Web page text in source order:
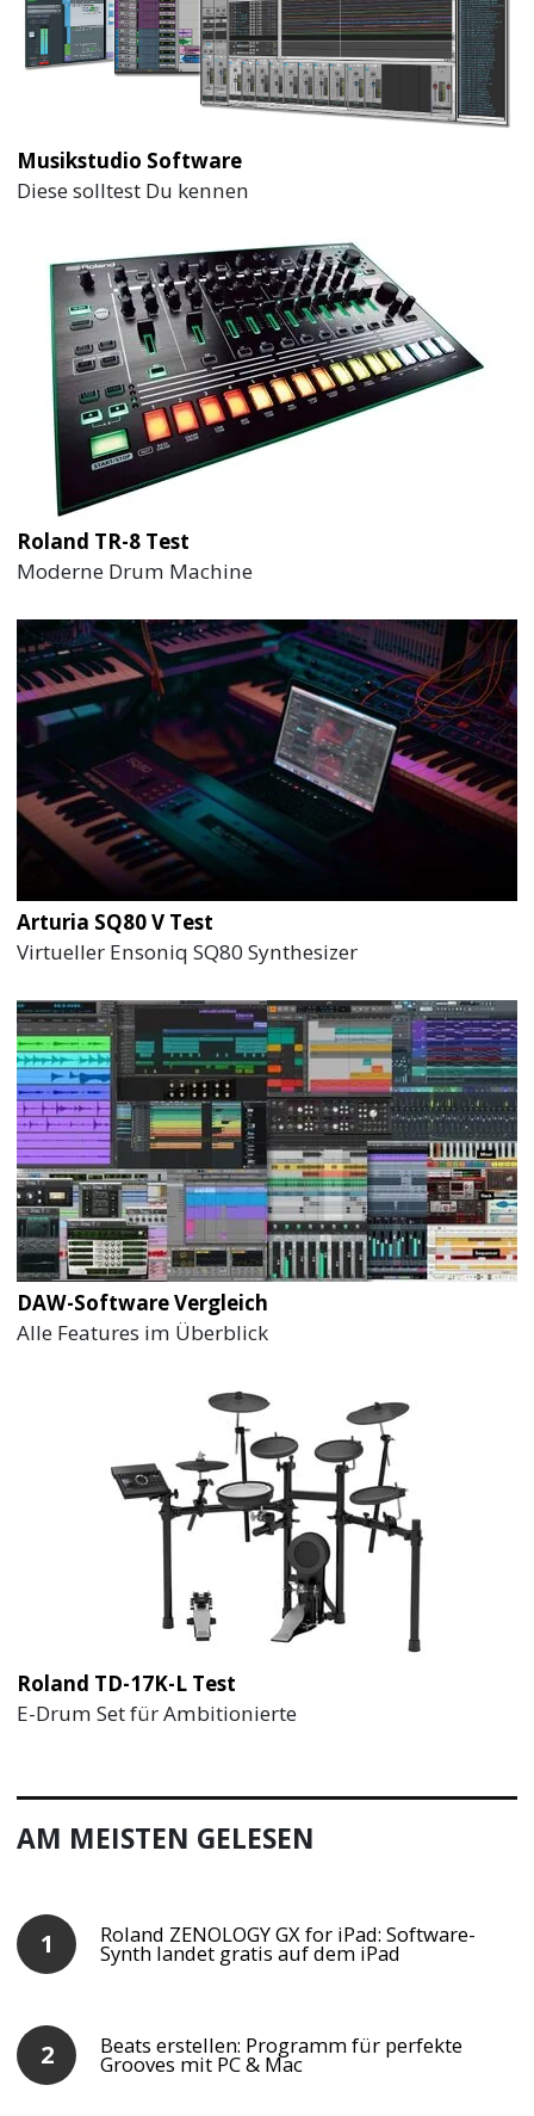
Musikstudio Software
Diese solltest Du kennen
Roland TR-8 Test
Moderne Drum Machine
Arturia SQ80 V Test
Virtueller Ensoniq SQ80 Synthesizer
DAW-Software Vergleich
Alle Features im Überblick
Roland TD-17K-L Test
E-Drum Set für Ambitionierte
AM MEISTEN GELESEN
Roland ZENOLOGY GX for iPad: Software-
Synth landet gratis auf dem iPad
Beats erstellen: Programm für perfekte
Grooves mit PC & Mac